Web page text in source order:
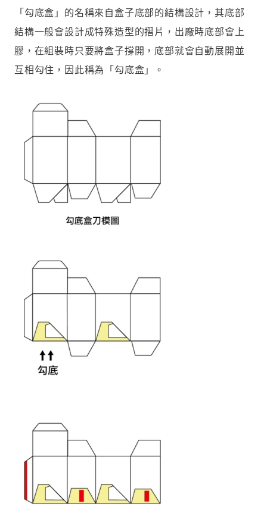
「勾底盒」的名稱來自盒子底部的結構設計，其底部
結構一般會設計成特殊造型的摺片，出廠時底部會上
膠，在組裝時只要將盒子撐開，底部就會自動展開並
互相勾住，因此稱為「勾底盒」。